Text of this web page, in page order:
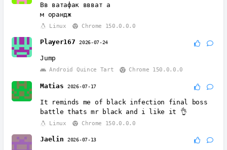
Вв ватафак ввват а
м орандж
Linux Chrome 150.0.0.0
Player167 2026-07-24
Jump
Android Quince Tart Chrome 150.0.0.0
Matias2026-07-17
It reminds me of black infection final boss
battle thats mr black and i like it 👌
Linux Chrome 150.0.0.0
Jaelin2026-07-13